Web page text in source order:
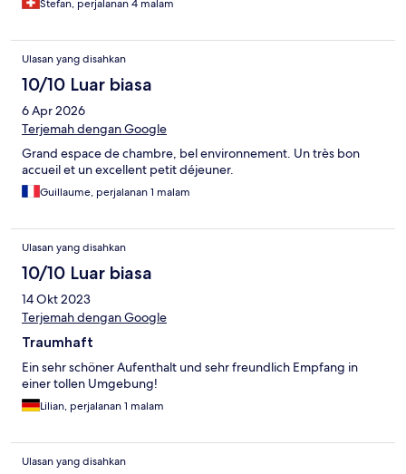
Stefan, perjalanan 4 malam
Ulasan yang disahkan
10/10 Luar biasa
6 Apr 2026
Terjemah dengan Google
Grand espace de chambre, bel environnement. Un très bon
accueil et un excellent petit déjeuner.
Guillaume, perjalanan 1 malam
Ulasan yang disahkan
10/10 Luar biasa
14 Okt 2023
Terjemah dengan Google
Traumhaft
Ein sehr schöner Aufenthalt und sehr freundlich Empfang in
einer tollen Umgebung!
Lilian, perjalanan 1 malam
Ulasan yang disahkan